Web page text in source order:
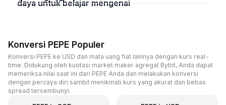
daya untuk belajar mengenai
Konversi PEPE Populer
Konversi PEPE ke USD dan mata uang fiat lainnya dengan kurs real-
time. Didukung oleh kuotasi market maker agregat Bybit, Anda dapat
memeriksa nilai saat ini dari PEPE Anda dan melakukan konversi
dengan percaya diri sambil menikmati kurs yang akurat dan bebas
spread tersembunyi.